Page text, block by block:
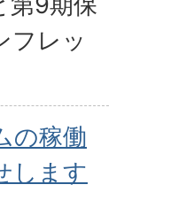
フレッ
の稼働
します